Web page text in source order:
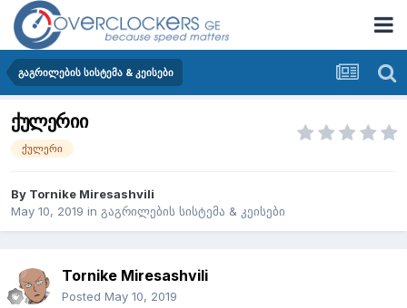
გაგრილების სისტემა & კეისები
ქულერიი
ქულერი
By Tornike Miresashvili
May 10, 2019 in გაგრილების სისტემა & კეისები
Tornike Miresashvili
Posted May 10, 2019